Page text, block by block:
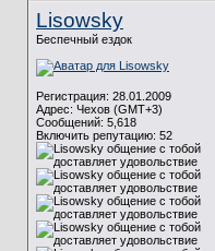
Lisowsky
Беспечный ездок
Регистрация: 28.01.2009
Адрес: Чехов (GMT+3)
Сообщений: 5,618
Включить репутацию: 52